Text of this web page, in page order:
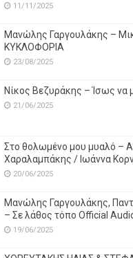
11/11/2025
Μανώλης Γαργουλάκης –
ΚΥΚΛΟΦΟΡΙΑ
23/08/2025
Νίκος Βεζυράκης – Ίσως να
21/06/2025
Στο θολωμένο μου μυαλό –
Χαραλαμπάκης / Ιωάννα
20/06/2025
Μανώλης Γαργουλάκης,
– Σε λάθος τόπο Official
19/06/2025